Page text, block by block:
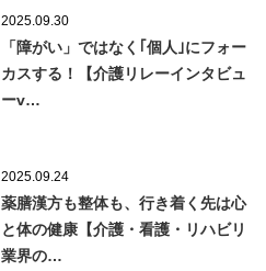
2025.09.30
「障がい」ではなく｢個人｣にフォー
カスする！【介護リレーインタビュ
ーv…
2025.09.24
薬膳漢方も整体も、行き着く先は心
と体の健康【介護・看護・リハビリ
業界の…